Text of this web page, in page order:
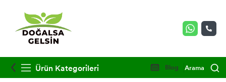
Ürün Kategorileri Blog Arama